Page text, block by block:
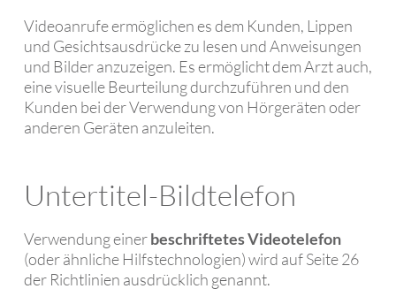
Videoanrufe ermöglichen es dem Kunden, Lippen
und Gesichtsausdrücke zu lesen und Anweisungen
und Bilder anzuzeigen. Es ermöglicht dem Arzt auch,
eine visuelle Beurteilung durchzuführen und den
Kunden bei der Verwendung von Hörgeräten oder
anderen Geräten anzuleiten.
Untertitel-Bildtelefon
Verwendung einerbeschriftetes Videotelefon
(oder ähnliche Hilfstechnologien) wird auf Seite 26
der Richtlinien ausdrücklich genannt.